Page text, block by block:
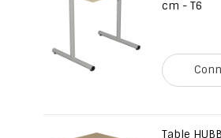
cm - T6
Table